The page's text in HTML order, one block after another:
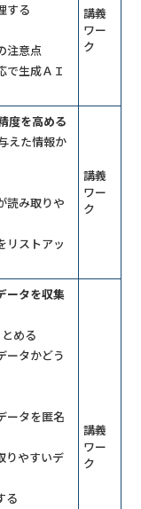
する
注意点
で生成ＡＩ
講義
ワー
ク
度を高める
えた情報か
読み取りや
リストアッ
講義
ワー
ク
ータを収集
める
ータかどう
ータを匿名
りやすいデ
る
講義
ワー
ク